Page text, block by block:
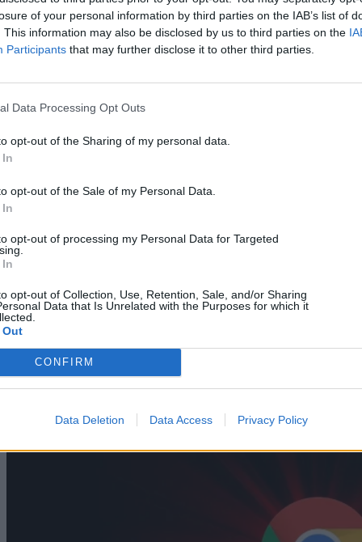
of your personal information by third parties on the IAB’s list of
This information may also be disclosed by us to third parties on the
Participants that may further disclose it to other third parties.
Data Processing Opt Outs
opt-out of the Sharing of my personal data.
opt-out of the Sale of my Personal Data.
opt-out of processing my Personal Data for Targeted
opt-out of Collection, Use, Retention, Sale, and/or Sharing
Data that Is Unrelated with the Purposes for which it
CONFIRM
Data Deletion Data Access Privacy Policy
Μπλόκο στις ανέπαφες πληρωμές: Η ενημέρωση των
Play Services χτυπά κινέζικα Xiaomi, Vivo, Oppo &
06/08/2026